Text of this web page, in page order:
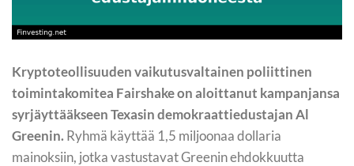
Kryptoteollisuuden vaikutusvaltainen poliittinen
toimintakomitea Fairshake on aloittanut kampanjansa
syrjäyttääkseen Texasin demokraattiedustajan Al
Greenin. Ryhmä käyttää 1,5 miljoonaa dollaria
mainoksiin, jotka vastustavat Greenin ehdokkuutta